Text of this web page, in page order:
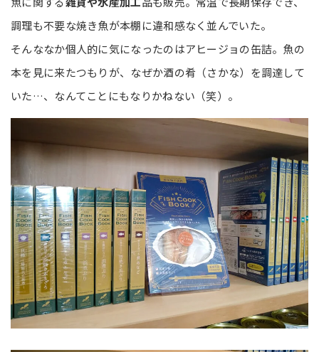
調理も不要な焼き魚が本棚に違和感なく並んでいた。
そんななか個人的に気になったのはアヒージョの缶詰。魚の
本を見に来たつもりが、なぜか酒の肴（さかな）を調達して
いた…、なんてことにもなりかねない（笑）。